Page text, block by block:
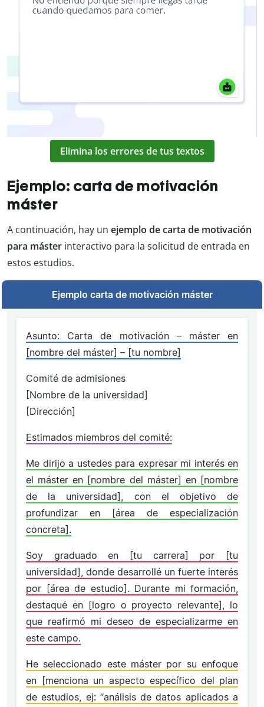
Elimina los errores de tus textos
Ejemplo: carta de motivación
máster
A continuación, hay un ejemplo de carta de motivación
para máster interactivo para la solicitud de entrada en
estos estudios.
Ejemplo carta de motivación máster
Asunto: Carta de motivación – máster en
[nombre del máster] – [tu nombre]
Comité de admisiones
[Nombre de la universidad]
[Dirección]
Estimados miembros del comité:
Me dirijo a ustedes para expresar mi interés en
el máster en [nombre del máster] en [nombre
de la universidad], con el objetivo de
profundizar en [área de especialización
concreta].
Soy graduado en [tu carrera] por [tu
universidad], donde desarrollé un fuerte interés
por [área de estudio]. Durante mi formación,
destaqué en [logro o proyecto relevante], lo
que reafirmó mi deseo de especializarme en
este campo.
He seleccionado este máster por su enfoque
en [menciona un aspecto específico del plan
de estudios, ej: “análisis de datos aplicados a